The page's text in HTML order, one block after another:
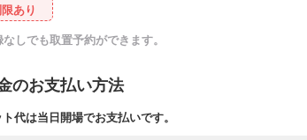
あり
しでも取置予約ができます。
のお支払い方法
代は当日開場でお支払いです。